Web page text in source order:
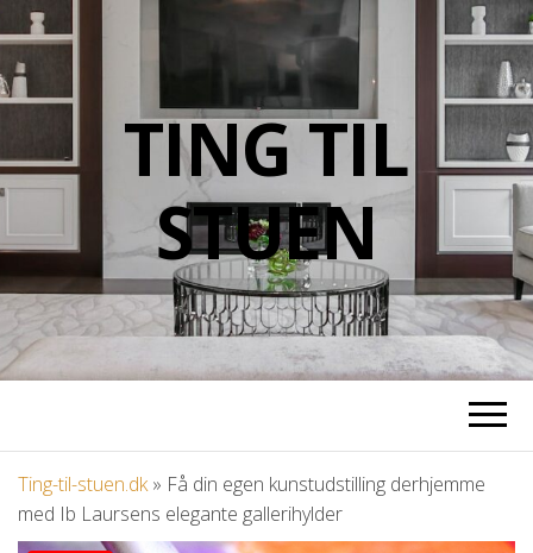
TING TIL
STUEN
Ting-til-stuen.dk» Få din egen kunstudstilling derhjemme
med Ib Laursens elegante gallerihylder